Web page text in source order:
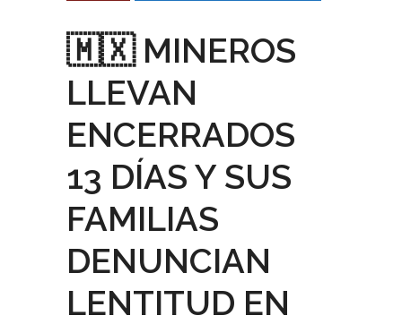
🇲🇽 MINEROS
LLEVAN
ENCERRADOS
13 DÍAS Y SUS
FAMILIAS
DENUNCIAN
LENTITUD EN